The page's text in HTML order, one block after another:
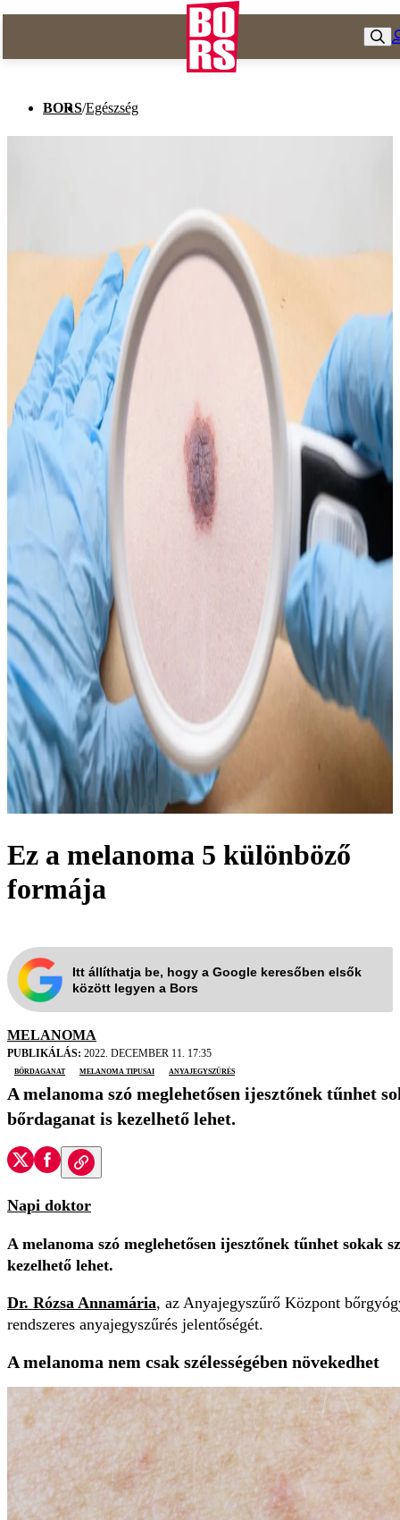
BORS/Egészség
Ez a melanoma 5 különböző
formája
Itt állíthatja be, hogy a Google keresőben elsők
között legyen a Bors
MELANOMA
PUBLIKÁLÁS: 2022. DECEMBER 11. 17:35
bőrdaganat
melanoma tipusai anyajegyszűrés
A melanoma szó meglehetősen ijesztőnek tűnhet
bőrdaganat is kezelhető lehet.
Napi doktor
A melanoma szó meglehetősen ijesztőnek tűnhet sokak
kezelhető lehet.
Dr. Rózsa Annamária, az Anyajegyszűrő Központ
rendszeres anyajegyszűrés jelentőségét.
A melanoma nem csak szélességében növekedhet